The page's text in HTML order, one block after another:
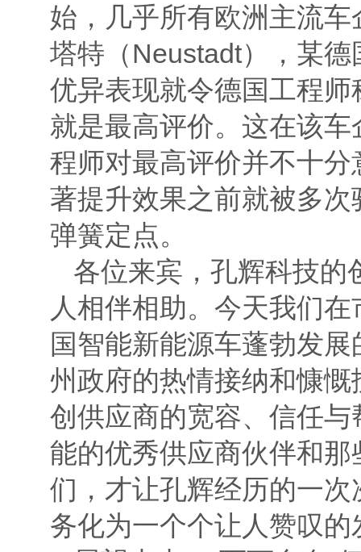
始，几乎所有欧洲主流
塔特（Neustadt），某
优异表现就令德国工程
就是最高评价。这在该
程师对最高评价并不十
著提升效果之前就被多
弹簧定点。
各位来宾，孔辉科技的
人相伴相助。今天我们
国智能新能源车蓬勃发
州政府的热情接纳和慷
创供应商的宽容、信任
能的优秀供应商伙伴和
们，才让孔辉经历的一
务化为一个个让人赞叹